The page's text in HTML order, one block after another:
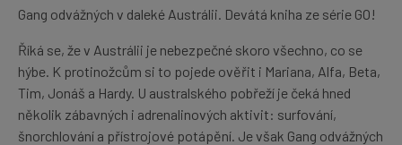
Gang odvážných v daleké Austrálii. Devátá kniha ze série GO!
Říká se, že v Austrálii je nebezpečné skoro všechno, co se
hýbe. K protinožcům si to pojede ověřit i Mariana, Alfa, Beta,
Tim, Jonáš a Hardy. U australského pobřeží je čeká hned
několik zábavných i adrenalinových aktivit: surfování,
šnorchlování a přístrojové potápění. Je však Gang odvážných